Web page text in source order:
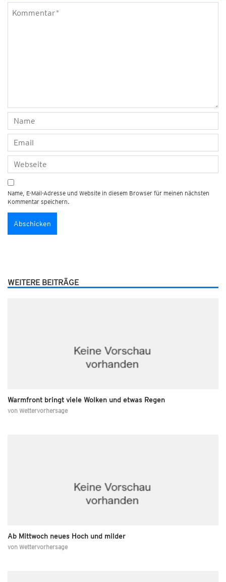
Name, E-Mail-Adresse und Website in diesem Browser für meinen nächsten
Kommentar speichern.
WEITERE BEITRÄGE
Warmfront bringt viele Wolken und etwas Regen
von Wettervorhersage
Ab Mittwoch neues Hoch und milder
von Wettervorhersage